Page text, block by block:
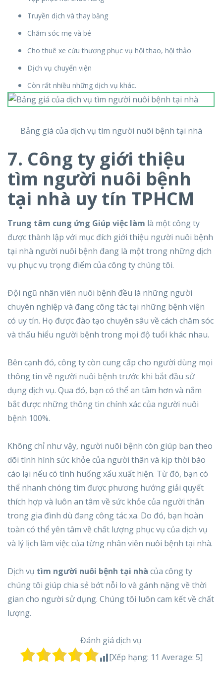
Truyền dịch và thay băng
Chăm sóc mẹ và bé
Cho thuê xe cứu thương phục vụ hội thao, hội thảo
Dịch vụ chuyển viện
Còn rất nhiều những dịch vụ khác.
Bảng giá của dịch vụ tìm người nuôi bệnh tại nhà
7. Công ty giới thiệu
tìm người nuôi bệnh
tại nhà uy tín TPHCM
Trung tâm cung ứng Giúp việc làm là một công ty
được thành lập với mục đích giới thiệu người nuôi bệnh
tại nhà người nuôi bệnh đang là một trong những dịch
vụ phục vụ trọng điểm của công ty chúng tôi.
Đội ngũ nhân viên nuôi bệnh đều là những người
chuyên nghiệp và đang công tác tại những bệnh viện
có uy tín. Họ được đào tạo chuyên sâu về cách chăm sóc
và thấu hiểu người bệnh trong mọi độ tuổi khác nhau.
Bên cạnh đó, công ty còn cung cấp cho người dùng mọi
thông tin về người nuôi bệnh trước khi bắt đầu sử
dụng dịch vụ. Qua đó, bạn có thể an tâm hơn và nắm
bắt được những thông tin chính xác của người nuôi
bệnh 100%.
Không chỉ như vậy, người nuôi bệnh còn giúp bạn theo
dõi tình hình sức khỏe của người thân và kịp thời báo
cáo lại nếu có tình huống xấu xuất hiện. Từ đó, bạn có
thể nhanh chóng tìm được phương hướng giải quyết
thích hợp và luôn an tâm về sức khỏe của người thân
trong gia đình dù đang công tác xa. Do đó, bạn hoàn
toàn có thể yên tâm về chất lượng phục vụ của dịch vụ
và lý lịch làm việc của từng nhân viên nuôi bệnh tại nhà.
Dịch vụ tìm người nuôi bệnh tại nhà của công ty
chúng tôi giúp chia sẻ bớt nỗi lo và gánh nặng về thời
gian cho người sử dụng. Chúng tôi luôn cam kết về chất
lượng.
Đánh giá dịch vụ
[Xếp hạng: 11 Average: 5]